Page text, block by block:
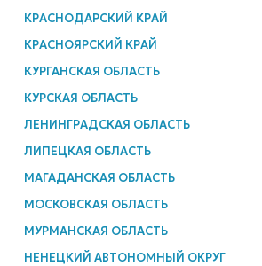
КРАСНОДАРСКИЙ КРАЙ
КРАСНОЯРСКИЙ КРАЙ
КУРГАНСКАЯ ОБЛАСТЬ
КУРСКАЯ ОБЛАСТЬ
ЛЕНИНГРАДСКАЯ ОБЛАСТЬ
ЛИПЕЦКАЯ ОБЛАСТЬ
МАГАДАНСКАЯ ОБЛАСТЬ
МОСКОВСКАЯ ОБЛАСТЬ
МУРМАНСКАЯ ОБЛАСТЬ
НЕНЕЦКИЙ АВТОНОМНЫЙ ОКРУГ